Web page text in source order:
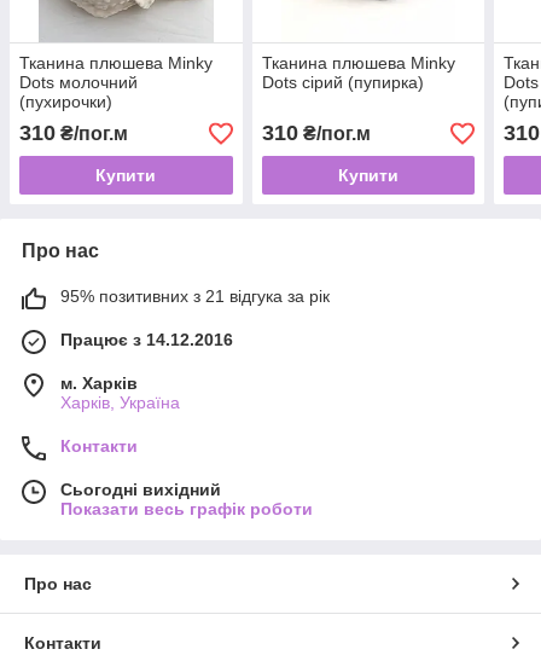
Тканина плюшева Minky
Dots молочний
(пухирочки)
310 ₴/пог.м
Купити
Тканина плюшева Minky
Dots сірий (пупирка)
310₴/пог.м
Купити
310
Про нас
95% позитивних з 21 відгука за рік
Працює з 14.12.2016
м. Харків
Харків, Україна
Контакти
Сьогодні вихідний
Показати весь графік роботи
Про нас
Контакти